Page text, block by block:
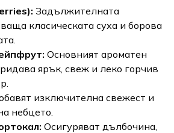
Задължителната
класическата суха и борова
Основният ароматен
ярък, свеж и леко горчив
изключителна свежест и
небцето.
Осигуряват дълбочина,